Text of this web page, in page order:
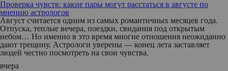
Проверка чувств: какие пары могут расстаться в августе по
мнению астрологов
Август считается одним из самых романтичных месяцев года.
Отпуска, теплые вечера, поездки, свидания под открытым
небом… Но именно в это время многие отношения неожиданно
дают трещину. Астрологи уверены — конец лета заставляет
людей честно посмотреть на свои чувства.
вчера